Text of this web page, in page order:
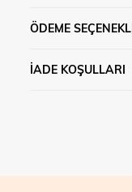
ÖDEME
İADE KOŞULLARI